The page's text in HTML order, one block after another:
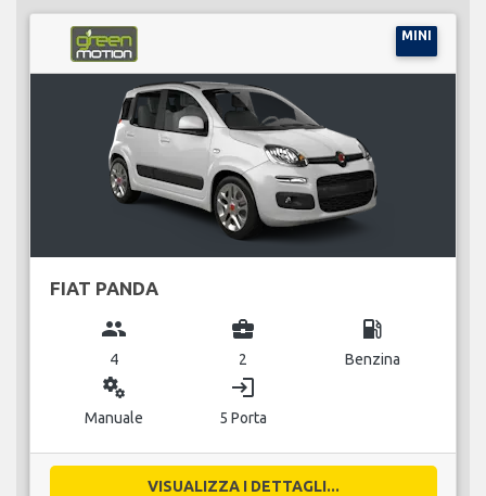
MINI
FIAT PANDA
group
4
business_center
2
local_gas_station
Benzina
miscellaneous_services
Manuale
login
5 Porta
VISUALIZZA I DETTAGLI...